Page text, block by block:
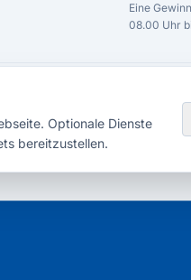
Eine
08.00 Uhr
Optionale Dienste
bereitzustellen.